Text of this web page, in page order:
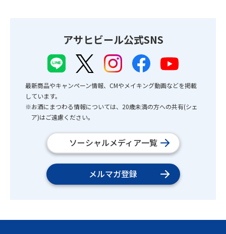
アサヒビール公式SNS
最新商品やキャンペーン情報、CMやメイキング動画などを掲載
しています。
※お酒にまつわる情報については、20歳未満の方への共有(シェ
ア)はご遠慮ください。
ソーシャルメディア一覧
メルマガ登録